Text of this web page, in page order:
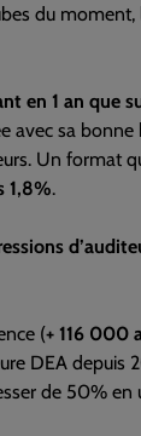
du moment,
en 1 an que
avec sa bonne
Un format
1,8%.
(+ 116 000
DEA
de 50%